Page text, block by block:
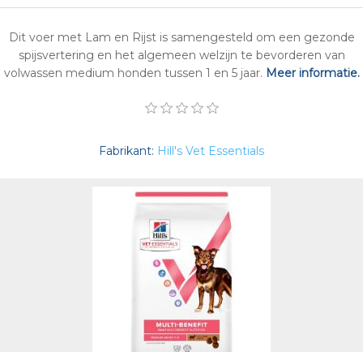
Dit voer met Lam en Rijst is samengesteld om een gezonde
spijsvertering en het algemeen welzijn te bevorderen van
volwassen medium honden tussen 1 en 5 jaar. Meer informatie.
Fabrikant: Hill's Vet Essentials